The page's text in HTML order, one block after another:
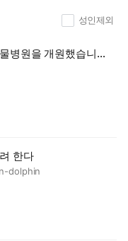
성인제외
이세계에서 불법으로 동물병원을 개원했습니다
한다
dolphin